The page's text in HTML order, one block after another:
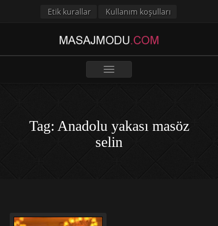
Etik kurallar Kullanım koşulları
Toggle
navigation
Tag: Anadolu yakası masöz
selin